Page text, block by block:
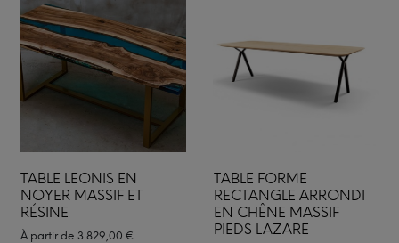
TABLE LEONIS EN
NOYER MASSIF ET
RÉSINE
À partir de 3 829,00 €
TABLE FORME
RECTANGLE ARRONDI
EN CHÊNE MASSIF
PIEDS LAZARE